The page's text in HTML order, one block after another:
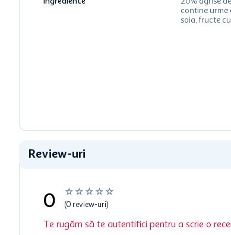
contine urme
soia, fructe
Review-uri
☆ ☆ ☆ ☆ ☆
0 (0 review-uri)
Te rugăm să te autentifici pentru a scrie o